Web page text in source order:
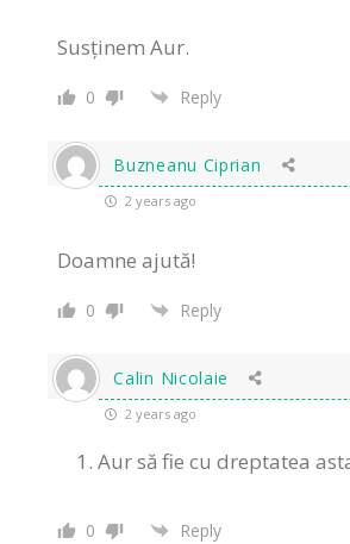
Susținem Aur.
0 Reply
Buzneanu Ciprian
2 years ago
Doamne ajută!
0 Reply
Calin Nicolaie
2 years ago
Aur să fie cu dreptatea
0 Reply